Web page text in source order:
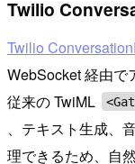
Twilio
Twilio
WebSocket 経由で
従来の TwiML
、テキスト生成
理できるため、自